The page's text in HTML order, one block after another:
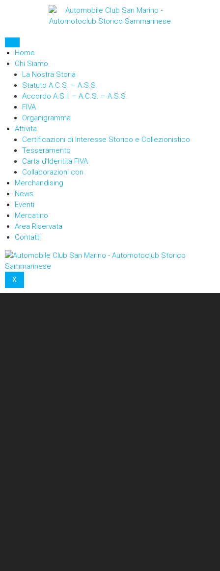
Home
Chi Siamo
La Nostra Storia
Statuto A.C.S. – A.S.S.
Accordo A.S.I. – A.C.S. – A.S.S.
FIVA
Organigramma
Attivita
Certificazioni di Interesse Storico e Collezionistico
Tesseramento
Carta d’Identità FIVA
Collaborazioni con
Merchandising
News
Eventi
Mercatino
Area Riservata
Contatti
X